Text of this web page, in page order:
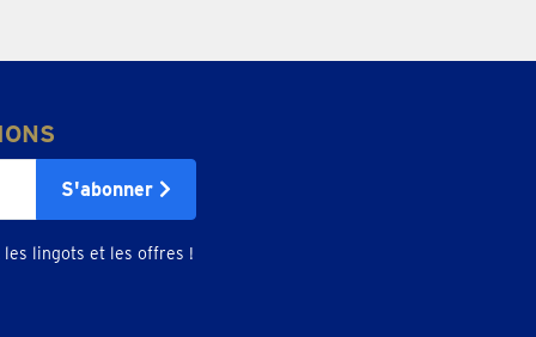
S'abonner
les lingots et les offres !